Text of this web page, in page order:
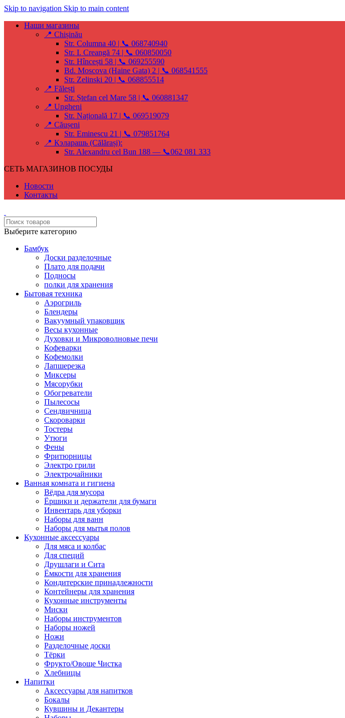
Skip to navigation Skip to main content
Наши магазины
📍 Chișinău
Str. Columna 40 | 📞 068740940
Str. I. Creangă 74 | 📞 060850050
Str. Hîncești 58 | 📞 069255590
Bd. Moscova (Haine Gata) 2 | 📞 068541555
Str. Zelinski 20 | 📞 068855514
📍 Fălești
Str. Ștefan cel Mare 58 | 📞 060881347
📍 Ungheni
Str. Națională 17 | 📞 069519079
📍 Căușeni
Str. Eminescu 21 | 📞 079851764
📍 Кэларашь (Călărași):
Str. Alexandru cel Bun 188 — 📞062 081 333
СЕТЬ МАГАЗИНОВ ПОСУДЫ
Новости
Контакты
Выберите категорию
Бамбук
Доски разделочные
Плато для подачи
Подносы
полки для хранения
Бытовая техника
Аэрогриль
Блендеры
Вакуумный упаковщик
Весы кухонные
Духовки и Микроволновые печи
Кофеварки
Кофемолки
Лапшерезка
Миксеры
Мясорубки
Обогреватели
Пылесосы
Сендвичница
Скороварки
Тостеры
Утюги
Фены
Фритюрницы
Электро грили
Электрочайники
Ванная комната и гигиена
Вёдра для мусора
Ёршики и держатели для бумаги
Инвентарь для уборки
Наборы для ванн
Наборы для мытья полов
Кухонные аксессуары
Для мяса и колбас
Для специй
Друшлаги и Сита
Ёмкости для хранения
Кондитерские принадлежности
Контейнеры для хранения
Кухонные инструменты
Миски
Наборы инструментов
Наборы ножей
Ножи
Разделочные доски
Тёрки
Фрукто/Овоще Чистка
Хлебницы
Напитки
Аксессуары для напитков
Бокалы
Кувшины и Декантеры